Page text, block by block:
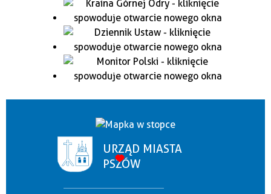
URZĄD MIASTA
PSZÓW